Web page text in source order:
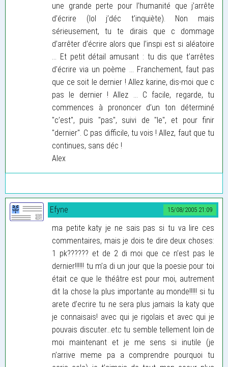
une grande perte pour l’humanité que j’arrête
d’écrire (lol j’déc t’inquiète). Non mais
sérieusement, tu te dirais que c dommage
d’arrêter d’écrire alors que l’inspi est si aléatoire
... Et petit détail amusant : tu dis que t’arrêtes
d’écrire via un poème ... Franchement, faut pas
que ce soit le dernier ! Allez karine, dis-moi que c
pas le dernier ! Allez ... C facile, regarde, tu
commences à prononcer d’un ton déterminé
"c’est", puis "pas", suivi de "le", et pour finir
"dernier". C pas difficile, tu vois ! Allez, faut que tu
continues, sans déc !
Alex
15/08/2005 21:09
Efyne
ma petite katy je ne sais pas si tu va lire ces
commentaires, mais je dois te dire deux choses:
1 pk?????? et de 2 di moi que ce n’est pas le
dernier!!!!!! tu m’a di un jour que la poesie pour toi
était ce que le théâtre est pour moi, autrement
dit la chose la plus importante au monde!!!!! si tu
arete d’ecrire tu ne sera plus jamais la katy que
je connaisais! avec qui je rigolais et avec qui je
pouvais discuter...etc tu semble tellement loin de
moi maintenant et je me sens si inutile (je
n’arrive meme pa a comprendre pourquoi tu